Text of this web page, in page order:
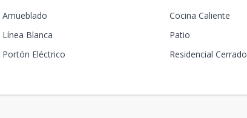
Amueblado
Cocina Caliente
Línea Blanca
Patio
Portón Eléctrico
Residencial Cerrado